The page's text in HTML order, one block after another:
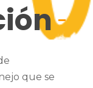
que se